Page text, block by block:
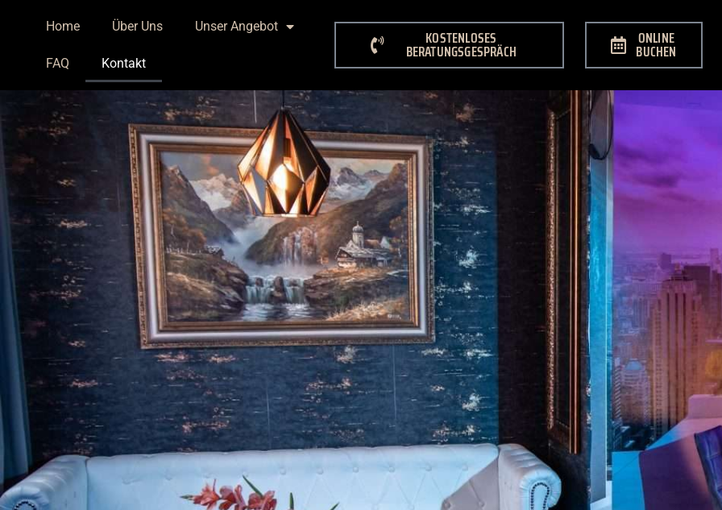
Home Über Uns Unser Angebot
FAQ Kontakt
KOSTENLOSES
BERATUNGSGESPRÄCH
ONLINE
BUCHEN